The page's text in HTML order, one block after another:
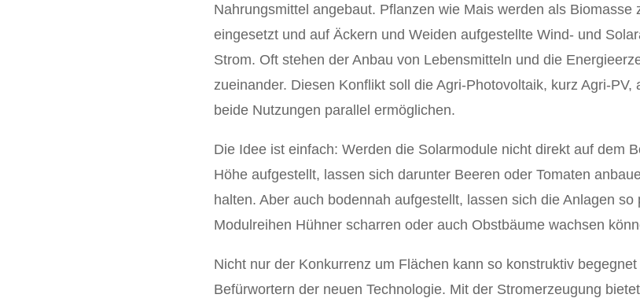
Nahrungsmittel angebaut. Pflanzen wie Mais werden als Biomasse
eingesetzt und auf Äckern und Weiden aufgestellte Wind- und
Strom. Oft stehen der Anbau von Lebensmitteln und die
zueinander. Diesen Konflikt soll die Agri-Photovoltaik, kurz Agri-
beide Nutzungen parallel ermöglichen.
Die Idee ist einfach: Werden die Solarmodule nicht direkt auf dem
Höhe aufgestellt, lassen sich darunter Beeren oder Tomaten
halten. Aber auch bodennah aufgestellt, lassen sich die Anlagen
Modulreihen Hühner scharren oder auch Obstbäume wachsen
Nicht nur der Konkurrenz um Flächen kann so konstruktiv
Befürwortern der neuen Technologie. Mit der Stromerzeugung